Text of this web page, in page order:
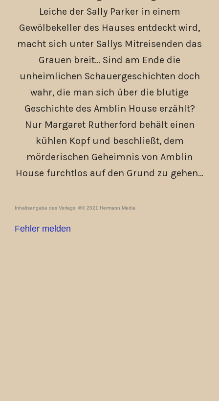
Leiche der Sally Parker in einem
Gewölbekeller des Hauses entdeckt wird,
macht sich unter Sallys Mitreisenden das
Grauen breit… Sind am Ende die
unheimlichen Schauergeschichten doch
wahr, die man sich über die blutige
Geschichte des Amblin House erzählt?
Nur Margaret Rutherford behält einen
kühlen Kopf und beschließt, dem
mörderischen Geheimnis von Amblin
House furchtlos auf den Grund zu gehen…
Inhaltsangabe des Verlags; ℗© 2021 Hermann Media
Fehler melden